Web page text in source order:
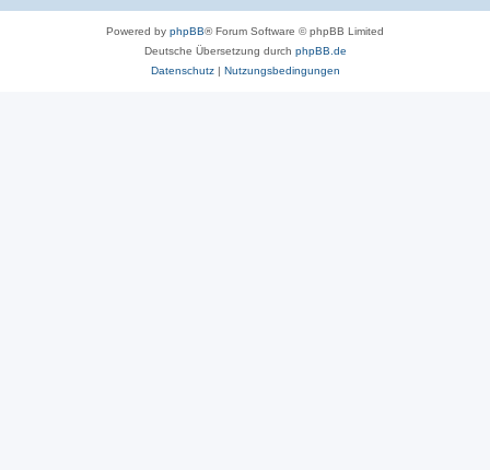
Powered by phpBB® Forum Software © phpBB Limited
Deutsche Übersetzung durch phpBB.de
Datenschutz| Nutzungsbedingungen